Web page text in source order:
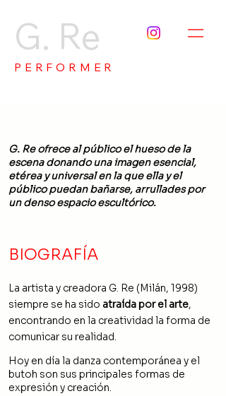
G. Re
PERFORMER
G. Re ofrece al público el hueso de la
escena donando una imagen esencial,
etérea y universal en la que ella y el
público puedan bañarse, arrullades por
un denso espacio escultórico.
BIOGRAFÍA
La artista y creadora G. Re (Milán, 1998)
siempre se ha sido atraída por el arte,
encontrando en la creatividad la forma de
comunicar su realidad.
Hoy en día la danza contemporánea y el
butoh son sus principales formas de
expresión y creación.